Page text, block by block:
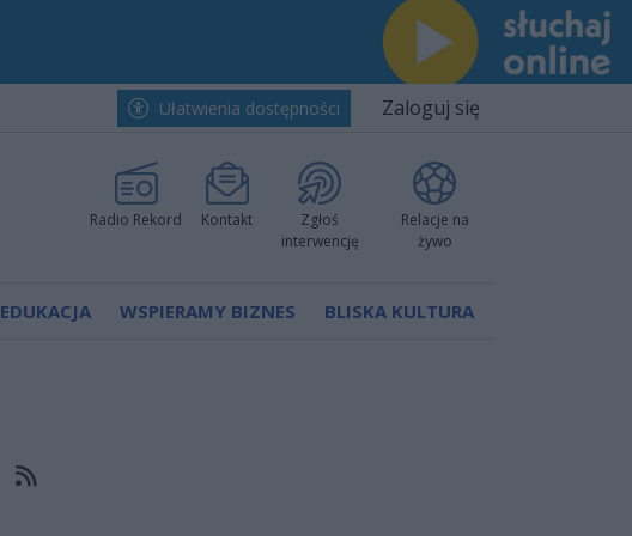
Ułatwienia dostępności Zaloguj się
Radio Rekord Kontakt
Zgłoś
interwencję
Relacje na
żywo
EDUKACJA WSPIERAMY BIZNES BLISKA KULTURA